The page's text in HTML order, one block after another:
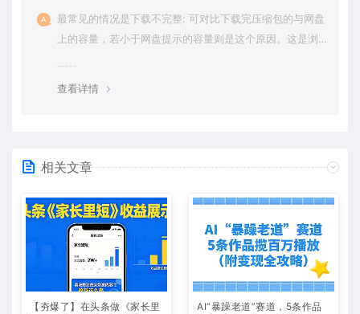
最常见的情况是下载不完整: 可对比下载完压缩包的与网盘
上的容量，若小于网盘提示的容量则是这个原因。这是浏
查看详情
相关文章
【夯爆了】在头条做《家长里
AI“暴躁老道”赛道，5条作品